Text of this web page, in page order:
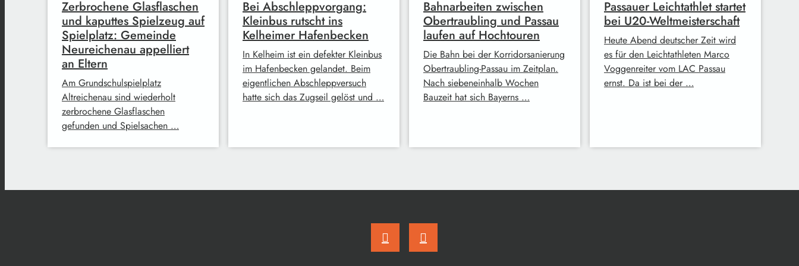
Zerbrochene Glasflaschen
und kaputtes Spielzeug auf
Spielplatz: Gemeinde
Neureichenau appelliert
an Eltern
Am Grundschulspielplatz
Altreichenau sind wiederholt
zerbrochene Glasflaschen
gefunden und Spielsachen …
Bei Abschleppvorgang:
Kleinbus rutscht ins
Kelheimer Hafenbecken
In Kelheim ist ein defekter Kleinbus
im Hafenbecken gelandet. Beim
eigentlichen Abschleppversuch
hatte sich das Zugseil gelöst und …
Bahnarbeiten zwischen
Obertraubling und Passau
laufen auf Hochtouren
Die Bahn bei der Korridorsanierung
Obertraubling-Passau im Zeitplan.
Nach siebeneinhalb Wochen
Bauzeit hat sich Bayerns …
Passauer Leichtathlet startet
bei U20-Weltmeisterschaft
Heute Abend deutscher Zeit wird
es für den Leichtathleten Marco
Voggenreiter vom LAC Passau
ernst. Da ist bei der …